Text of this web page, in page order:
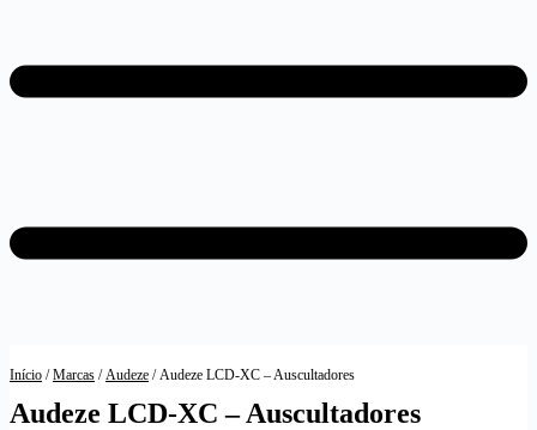
Início /Marcas /Audeze / Audeze LCD-XC – Auscultadores
Audeze LCD-XC – Auscultadores